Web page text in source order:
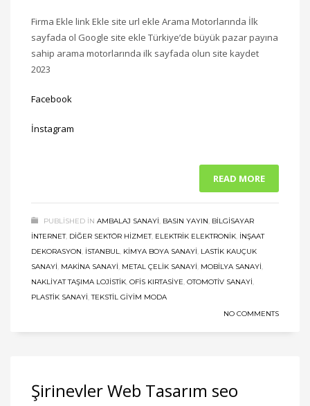
Firma Ekle link Ekle site url ekle Arama Motorlarında İlk
sayfada ol Google site ekle Türkiye’de büyük pazar payına
sahip arama motorlarında ilk sayfada olun site kaydet
2023
Facebook
İnstagram
READ MORE
PUBLISHED IN AMBALAJ SANAYI, BASIN YAYIN, BILGISAYAR
İNTERNET, DIĞER SEKTÖR HIZMET, ELEKTRIK ELEKTRONIK, İNŞAAT
DEKORASYON, ISTANBUL, KIMYA BOYA SANAYI, LASTIK KAUÇUK
SANAYI, MAKINA SANAYI, METAL ÇELIK SANAYI, MOBILYA SANAYI,
NAKLIYAT TAŞIMA LOJISTIK, OFIS KIRTASIYE, OTOMOTIV SANAYI,
PLASTIK SANAYI,TEKSTIL GIYIM MODA
NO COMMENTS
Şirinevler Web Tasarım seo